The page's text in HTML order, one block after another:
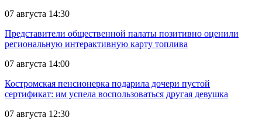
07 августа 14:30
Представители общественной палаты позитивно оценили
региональную интерактивную карту топлива
07 августа 14:00
Костромская пенсионерка подарила дочери пустой
сертификат: им успела воспользоваться другая девушка
07 августа 12:30